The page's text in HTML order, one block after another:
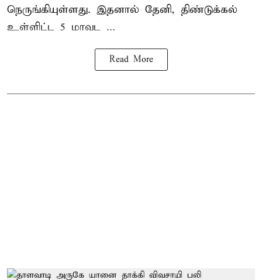
நெருங்கியுள்ளது. இதனால் தேனி, திண்டுக்கல்
உள்ளிட்ட 5 மாவட ...
Read More